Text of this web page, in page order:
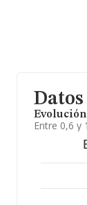
Entre 0,6 y